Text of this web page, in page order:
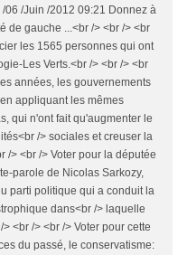
06 /Juin /2012 09:21 Donnez à
de gauche ...<br /> <br /> <br
les 1565 personnes qui ont
Les Verts.<br /> <br /> <br
années, les gouvernements
appliquant les mêmes
qui n'ont fait qu'augmenter le
/> sociales et creuser la
/> <br /> Voter pour la députée
parole de Nicolas Sarkozy,
parti politique qui a conduit la
dans<br /> laquelle
<br /> <br /> Voter pour cette
du passé, le conservatisme: